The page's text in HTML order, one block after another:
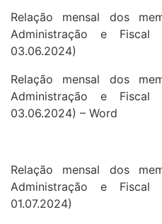
Relação mensal dos
Administração e
03.06.2024)
Relação mensal dos
Administração e
03.06.2024) – Word
Relação mensal dos
Administração e
01.07.2024)